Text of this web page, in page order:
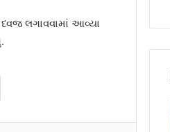
લગાવવામાં આવ્યા